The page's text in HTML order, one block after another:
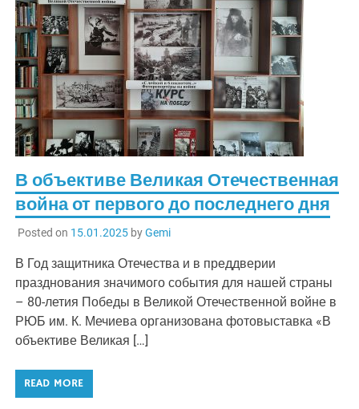
В объективе Великая Отечественная
война от первого до последнего дня
Posted on 15.01.2025byGemi
В Год защитника Отечества и в преддверии
празднования значимого события для нашей страны
– 80-летия Победы в Великой Отечественной войне в
РЮБ им. К. Мечиева организована фотовыставка «В
объективе Великая […]
READ MORE